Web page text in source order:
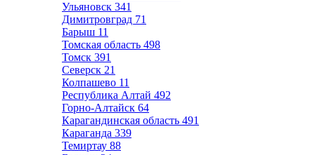
Ульяновск 341
Димитровград 71
Барыш 11
Томская область 498
Томск 391
Северск 21
Колпашево 11
Республика Алтай 492
Горно-Алтайск 64
Карагандинская область 491
Караганда 339
Темиртау 88